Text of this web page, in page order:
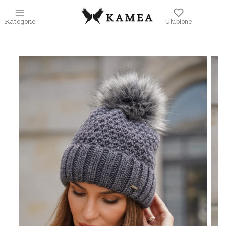
Kategorie Ulubione